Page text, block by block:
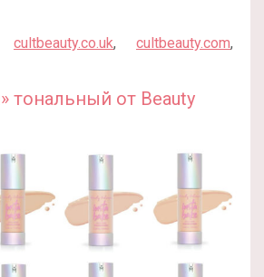
cultbeauty.co.uk, cultbeauty.com,
тональный от Beauty